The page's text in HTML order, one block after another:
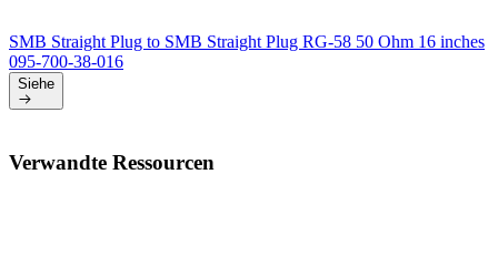
SMB Straight Plug to SMB Straight Plug RG-58 50 Ohm 16 inches
095-700-38-016
Siehe
Verwandte Ressourcen